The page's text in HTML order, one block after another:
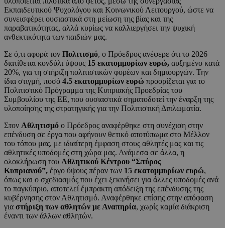
Εκπαιδευτικού Ψυχολόγου και Κοινωνικού Λειτουργού, ώστε να
συνεισφέρει ουσιαστικά στη μείωση της βίας και της
παραβατικότητας, αλλά κυρίως να καλλιεργήσει την ψυχική
ανθεκτικότητα των παιδιών μας.
Σε ό,τι αφορά τον Πολιτισμό, ο Πρόεδρος ανέφερε ότι το 2026
διατίθεται κονδύλι ύψους 15 εκατομμυρίων ευρώ, αυξημένο κατά
20%, για τη στήριξη πολιτιστικών φορέων και δημιουργών. Την
ίδια στιγμή, ποσό 4.5 εκατομμυρίων ευρώ προορίζεται για το
Πολιτιστικό Πρόγραμμα της Κυπριακής Προεδρίας του
Συμβουλίου της ΕΕ, που ουσιαστικά σηματοδοτεί την έναρξη της
υλοποίησης της στρατηγικής για την Πολιτιστική Διπλωματία.
Στον Αθλητισμό ο Πρόεδρος αναφέρθηκε στη συνέχιση στην
επένδυση σε έργα που αφήνουν θετικό αποτύπωμα στο Μέλλον
του τόπου μας, με ιδιαίτερη έμφαση στους αθλητές μας και τις
αθλητικές υποδομές στη χώρα μας. Ανάμεσα σε άλλα, η
ολοκλήρωση του Αθλητικού Κέντρου “Σπύρος
Κυπριανού”, έργο ύψους πέραν των 15 εκατομμυρίων ευρώ,
όπως και ο σχεδιασμός που έχει ξεκινήσει για άλλες υποδομές ανά
το παγκύπριο, αποτελεί έμπρακτη απόδειξη της επένδυσης της
κυβέρνησης στον Αθλητισμό. Αναφέρθηκε επίσης στην απόφαση
για στήριξη των αθλητών με Αναπηρία, χωρίς καμία διάκριση
έναντι των άλλων αθλητών.